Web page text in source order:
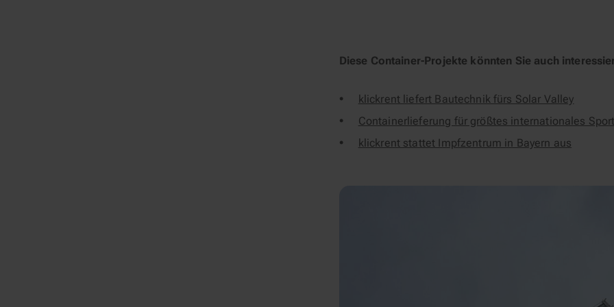
Diese Container-Projekte könnten Sie auch
klickrent liefert Bautechnik fürs Solar Valley
Containerlieferung für größtes internationales
klickrent stattet Impfzentrum in Bayern aus